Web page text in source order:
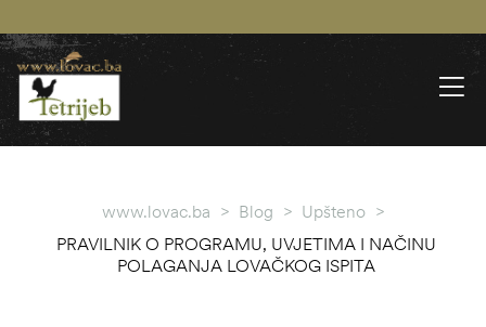
www.lovac.ba > Blog > Upšteno >
PRAVILNIK O PROGRAMU, UVJETIMA I NAČINU
POLAGANJA LOVAČKOG ISPITA